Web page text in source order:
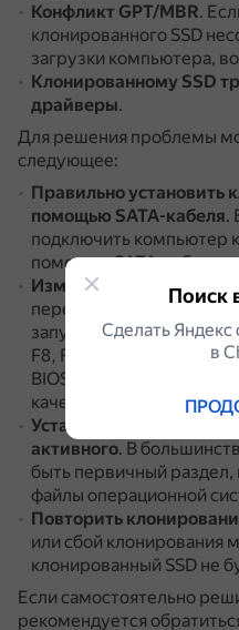
Конфликт GPT/MBR.
клонированного SSD
загрузки компьютера,
Клонированному SSD
драйверы.
Для решения проблемы
следующее:
Правильно установить
помощью SATA-кабеля.
подключить компьютер
помощью SATA-кабеля
Изменить порядок
перезагрузить
запуска, нажать
F8, F12, Del), чтобы
BIOS выбрать вкладку
качестве первого
Установить системный
активного. В
быть первичный раздел,
файлы операционной
Повторить
или сбой клонирования
клонированный SSD не
Если самостоятельно
рекомендуется
Поиск
Сделать
в